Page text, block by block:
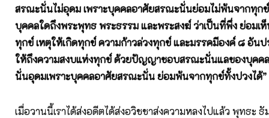
สรณะนั่นไม่อุดม เพราะบุคคลอาศัยสรณะนั่นย่อมไม่พ้นจากทุก
บุคคลใดถึงพระพุทธ พระธรรม และพระสงฆ์ ว่าเป็นที่พึ่ง ย่อมเ
ทุกข์ เหตุให้เกิดทุกข์ ความก้าวล่วงทุกข์ และมรรคมีองค์ ๘อันป
ให้ถึงความสงบแห่งทุกข์ ด้วยปัญญาชอบสรณะนั่นแลของบุคค
นั่นอุดมเพราะบุคคลอาศัยสรณะนั่น ย่อมพ้นจากทุกข์ทั้งปวงได้”
เมื่อวานนี้เราได้ส่งอดีตได้ส่งอวิชชาส่งความหลงไปแล้ว พุทธะ ธั